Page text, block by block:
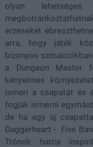
olyan
érzéseket
arra, hogy játék
bizonyos
a Dungeon Master
kényelmes
ismeri a csapatát és
fogják ismerni
de ha egy új
Daggerheart - Five
Trónok harca